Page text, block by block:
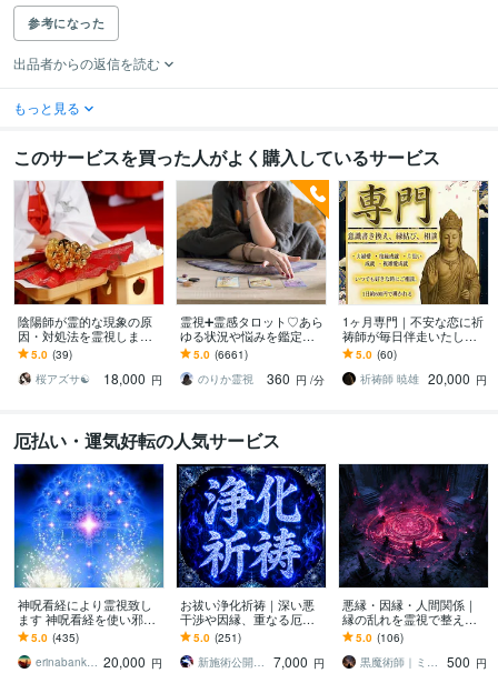
参考になった
出品者からの返信を読む
もっと見る
このサービスを買った人がよく購入しているサービス
陰陽師が霊的な現象の原
因・対処法を霊視します
霊的な体験・霊障・原因
不明の不調｜原因やその
意味を視ます
5.0 (39)
桜アズサ☯️
18,000 円
霊視➕霊感タロット♡あら
ゆる状況や悩みを鑑定し
ます 霊能家系末裔 |プロ占
い師歴16年| 気持ちや未来
を伝えます
5.0 (6661)
のりか霊視
360 円 /分
1ヶ月専門｜不安な恋に祈
祷師が毎日伴走いたしま
す 復縁／片思い／複雑愛
／ 恋愛、それ以外のご相
談も全て
5.0 (60)
祈祷師 暁雄 20,000 円
厄払い・運気好転の人気サービス
神呪看経により霊視致し
ます 神呪看経を使い邪気
や凡ゆる者を霊視致しま
す
5.0 (435)
erinabankband 20,000 円
お祓い浄化祈祷｜深い悪
干渉や因縁、重なる厄祓
います 原因不明の不調、
悪縁、悪運トラブルを厄
除け祈祷で解決へ導く
5.0 (251)
新施術公開→≪相手意識強制変化≫◆星桜龍
7,000 円
悪縁・因縁・人間関係｜
縁の乱れを霊視で整えま
す 悪縁・因縁・執着を霊
視で見抜き霊的浄化へ導
く「秘儀鑑定」
5.0 (106)
黒魔術師｜ミレイ
500 円